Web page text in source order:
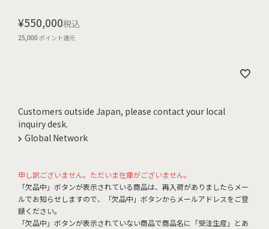
¥550,000税込
25,000ポイント還元
Customers outside Japan, please contact your local
inquiry desk.
Global Network
申し訳ございません。ただいま在庫がございません。
「欠品中」ボタンが表示されている商品は、再入荷がありましたらメー
ルでお知らせしますので、「欠品中」ボタンからメールアドレスをご登
録ください。
「欠品中」ボタンが表示されていない商品で商品名に「受注生産」とあ